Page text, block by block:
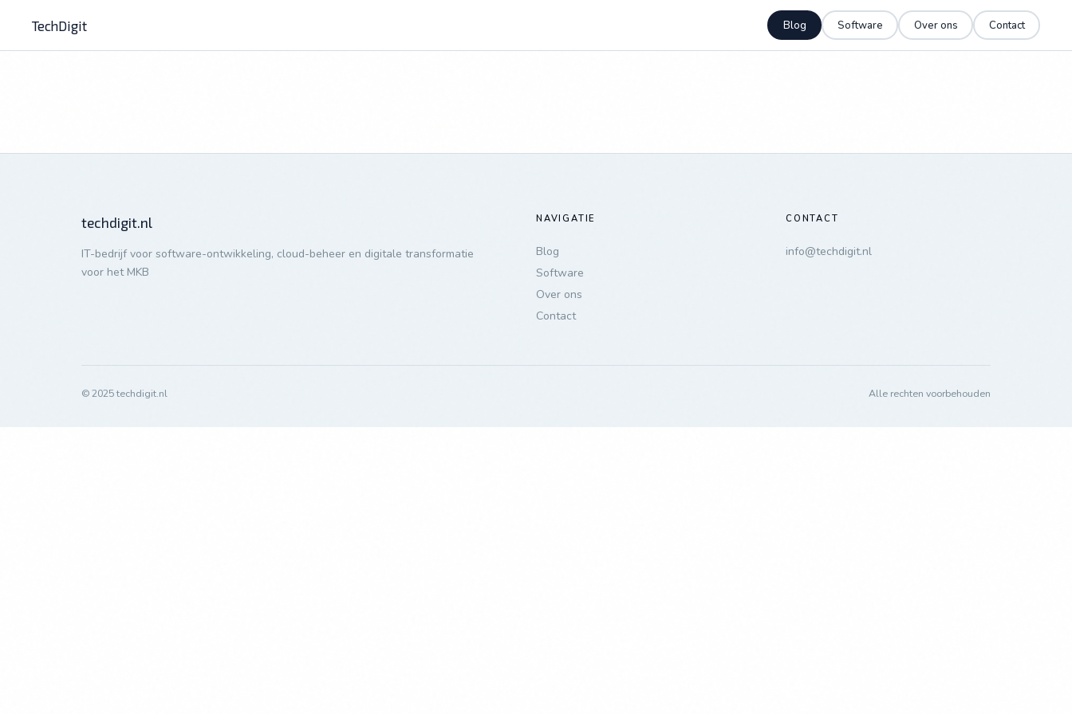
TechDigit Blog Software Over ons Contact
techdigit.nl
IT-bedrijf voor software-ontwikkeling, cloud-beheer en digitale transformatie
voor het MKB
NAVIGATIE
Blog
Software
Over ons
Contact
CONTACT
info@techdigit.nl
© 2025 techdigit.nl Alle rechten voorbehouden